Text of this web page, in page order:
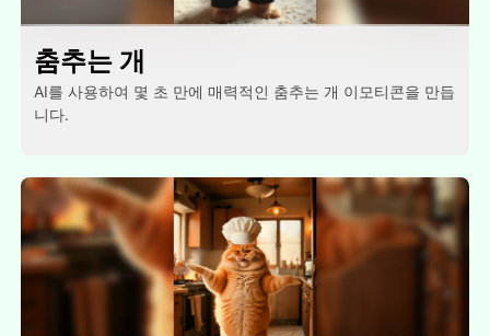
춤추는 개
AI를 사용하여 몇 초 만에 매력적인 춤추는 개 이모티콘을 만듭
니다.